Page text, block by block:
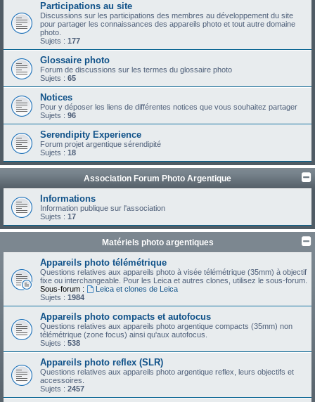
Participations au site
Discussions sur les participations des membres au développement du site
pour partager les connaissances des appareils photo et tout autre domaine
photo.
Sujets : 177
Glossaire photo
Forum de discussions sur les termes du glossaire photo
Sujets : 65
Notices
Pour y déposer les liens de différentes notices que vous souhaitez partager
Sujets : 96
Serendipity Experience
Forum projet argentique sérendipité
Sujets : 18
Association Forum Photo Argentique
Informations
Information publique sur l'association
Sujets : 17
Matériels photo argentiques
Appareils photo télémétrique
Questions relatives aux appareils photo à visée télémétrique (35mm) à objectif
fixe ou interchangeable. Pour les Leica et autres clones, utilisez le sous-forum.
Sous-forum :
Leica et clones de Leica
Sujets : 1984
Appareils photo compacts et autofocus
Questions relatives aux appareils photo argentique compacts (35mm) non
télémétrique (zone focus) ainsi qu'aux autofocus.
Sujets : 538
Appareils photo reflex (SLR)
Questions relatives aux appareils photo argentique reflex, leurs objectifs et
accessoires.
Sujets : 2457